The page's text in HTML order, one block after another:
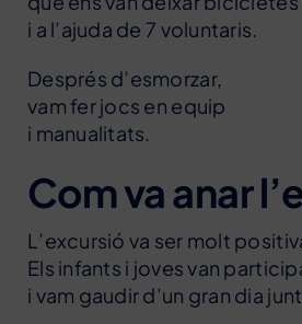
i a l’ajuda de 7 voluntaris.
Després d’esmorzar,
vam fer jocs en equip
i manualitats.
Com va anar
L’excursió va ser molt
Els infants i joves van
i vam gaudir d’un gran dia